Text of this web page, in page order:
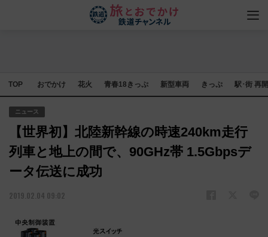
TOP おでかけ 花火 青春18きっぷ 新型車両 きっぷ 駅･街 再
ニュース
【世界初】北陸新幹線の時速240km走行
列車と地上の間で、90GHz帯 1.5Gbpsデ
ータ伝送に成功
2019.02.04 09:02